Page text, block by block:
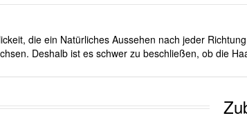
die ein Natürliches Aussehen nach jeder
Deshalb ist es schwer zu beschließen, ob die